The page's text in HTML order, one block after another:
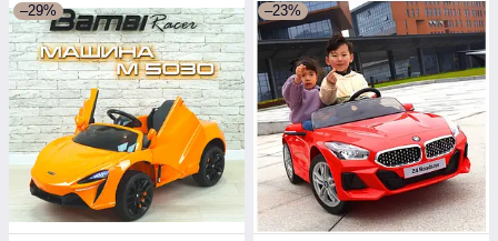
–29% –23%